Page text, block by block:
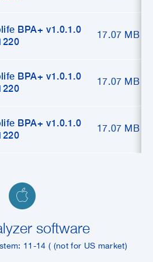
BPA+ v1.0.1.0
17.07 MB
BPA+ v1.0.1.0
17.07 MB
BPA+ v1.0.1.0
17.07 MB
software
11-14 ( (not for US market)